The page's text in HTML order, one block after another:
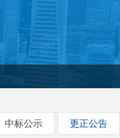
中标公示 更正公告